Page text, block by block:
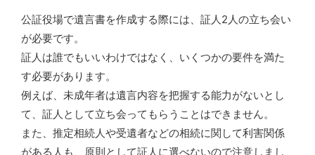
公証役場で遺言書を作成する際には、証人2人の立ち会い
が必要です。
証人は誰でもいいわけではなく、いくつかの要件を満た
す必要があります。
例えば、未成年者は遺言内容を把握する能力がないとし
て、証人として立ち会ってもらうことはできません。
また、推定相続人や受遺者などの相続に関して利害関係
がある人も、原則として証人に選べないので注意しまし